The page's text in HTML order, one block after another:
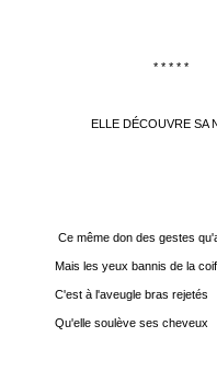
* * * * *
ELLE DÉCOUVRE SA
Ce même don des gestes
Mais les yeux bannis de la
C'est à l'aveugle bras rejetés
Qu'elle soulève ses cheveux